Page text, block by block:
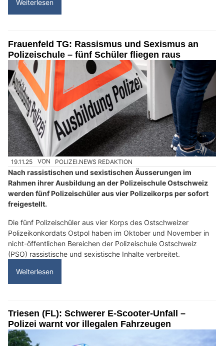
Weiterlesen
Frauenfeld TG: Rassismus und Sexismus an
Polizeischule – fünf Schüler fliegen raus
19.11.25 VON POLIZEI.NEWS REDAKTION
Nach rassistischen und sexistischen Äusserungen im
Rahmen ihrer Ausbildung an der Polizeischule Ostschweiz
werden fünf Polizeischüler aus vier Polizeikorps per sofort
freigestellt.
Die fünf Polizeischüler aus vier Korps des Ostschweizer
Polizeikonkordats Ostpol haben im Oktober und November in
nicht-öffentlichen Bereichen der Polizeischule Ostschweiz
(PSO) rassistische und sexistische Inhalte verbreitet.
Weiterlesen
Triesen (FL): Schwerer E-Scooter-Unfall –
Polizei warnt vor illegalen Fahrzeugen